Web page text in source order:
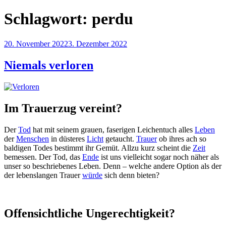
Schlagwort: perdu
Veröffentlicht
20. November 20223. Dezember 2022
Niemals verloren
Im Trauerzug vereint?
DerTod hat mit seinem grauen, faserigen Leichentuch alles Leben
derMenschen in düsteres Licht getaucht. Trauerob ihres ach so
baldigen Todes bestimmt ihr Gemüt. Allzu kurz scheint die Zeit
bemessen. Der Tod, das Ende ist uns vielleicht sogar noch näher als
unser so beschriebenes Leben. Denn – welche andere Option als der
der lebenslangen Trauerwürde sich denn bieten?
Offensichtliche Ungerechtigkeit?